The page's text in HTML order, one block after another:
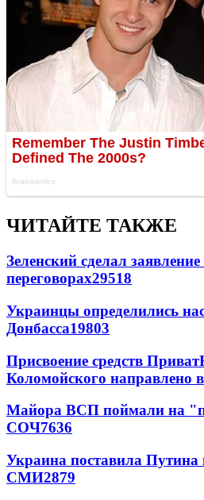
ЧИТАЙТЕ ТАКЖЕ
Зеленский сделал
переговорах29518
Украинцы определились
Донбасса19803
Присвоение средств
Коломойского направлено в
Майора ВСП поймали на
СОЧ7636
Украина поставила Путина
СМИ2879